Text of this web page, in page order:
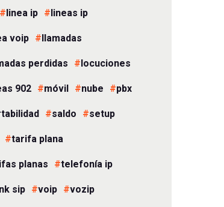
linea ip
lineas ip
voip
llamadas
perdidas
locuciones
902
móvil nube
pbx
saldo
setup
tarifa plana
planas
telefonía ip
sip
voip
vozip